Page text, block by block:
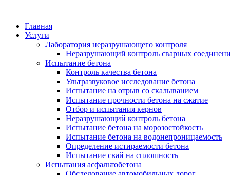
Главная
Услуги
Лаборатория неразрушающего контроля
Неразрушающий контроль сварных
Испытание бетона
Контроль качества бетона
Ультразвуковое исследование бетона
Испытание на отрыв со скалыванием
Испытание прочности бетона на сжатие
Отбор и испытания кернов
Неразрушающий контроль бетона
Испытание бетона на морозостойкость
Испытание бетона на водонепроницаемость
Определение истираемости бетона
Испытание свай на сплошность
Испытания асфальтобетона